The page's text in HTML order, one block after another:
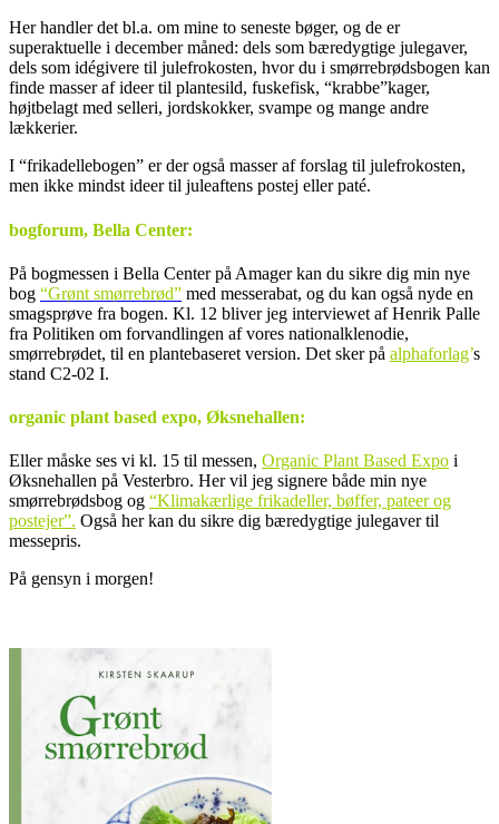
Her handler det bl.a. om mine to seneste bøger, og de er
superaktuelle i december måned: dels som bæredygtige julegaver,
dels som idégivere til julefrokosten, hvor du i smørrebrødsbogen kan
finde masser af ideer til plantesild, fuskefisk, “krabbe”kager,
højtbelagt med selleri, jordskokker, svampe og mange andre
lækkerier.
I “frikadellebogen” er der også masser af forslag til julefrokosten,
men ikke mindst ideer til juleaftens postej eller paté.
bogforum, Bella Center:
På bogmessen i Bella Center på Amager kan du sikre dig min nye
bog “Grønt smørrebrød” med messerabat, og du kan også nyde en
smagsprøve fra bogen. Kl. 12 bliver jeg interviewet af Henrik Palle
fra Politiken om forvandlingen af vores nationalklenodie,
smørrebrødet, til en plantebaseret version. Det sker på alphaforlag’s
stand C2-02 I.
organic plant based expo, Øksnehallen:
Eller måske ses vi kl. 15 til messen, Organic Plant Based Expo i
Øksnehallen på Vesterbro. Her vil jeg signere både min nye
smørrebrødsbog og “Klimakærlige frikadeller, bøffer, pateer og
postejer”. Også her kan du sikre dig bæredygtige julegaver til
messepris.
På gensyn i morgen!